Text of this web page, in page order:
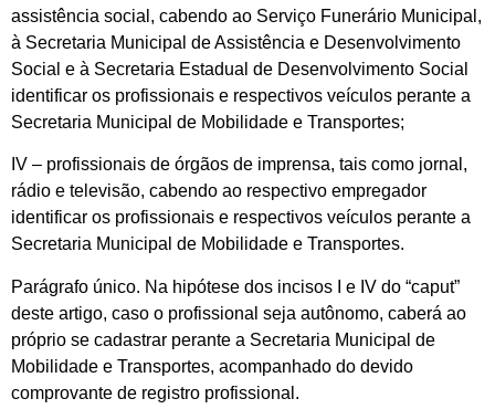
assistência social, cabendo ao Serviço Funerário Municipal,
à Secretaria Municipal de Assistência e Desenvolvimento
Social e à Secretaria Estadual de Desenvolvimento Social
identificar os profissionais e respectivos veículos perante a
Secretaria Municipal de Mobilidade e Transportes;
IV – profissionais de órgãos de imprensa, tais como jornal,
rádio e televisão, cabendo ao respectivo empregador
identificar os profissionais e respectivos veículos perante a
Secretaria Municipal de Mobilidade e Transportes.
Parágrafo único. Na hipótese dos incisos I e IV do “caput”
deste artigo, caso o profissional seja autônomo, caberá ao
próprio se cadastrar perante a Secretaria Municipal de
Mobilidade e Transportes, acompanhado do devido
comprovante de registro profissional.